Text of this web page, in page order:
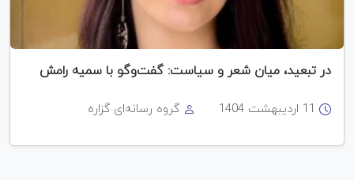
در تبعید، میان شعر و سیاست: گفت‌وگو با سمیه رامش
11 اردیبهشت 1404 گروه رسانه‌ای گزاره